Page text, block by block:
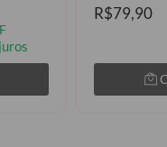
R$79,90